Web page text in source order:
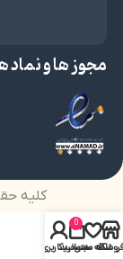
مجوز ها و نماد
کلیه
فروشگاه
علاقه مندی
0
سبد خرید
حساب کاربری من